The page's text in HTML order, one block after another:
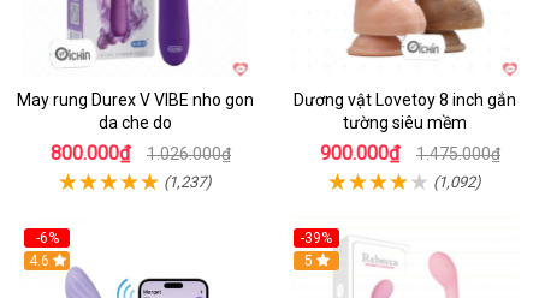
May rung Durex V VIBE nho gon
da che do
800.000₫ 1.026.000₫
(1,237)
Dương vật Lovetoy 8 inch gắn
tường siêu mềm
900.000₫ 1.475.000₫
(1,092)
-6%
4.6
-39%
Hot
5